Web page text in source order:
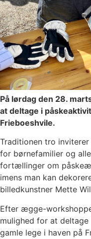
På lørdag den 28.
at deltage i
Frieboeshvile.
Traditionen tro
for børnefamilier og
fortællinger om
imens man kan
billedkunstner Mette
Efter ægge-
mulighed for at
gamle lege i haven på